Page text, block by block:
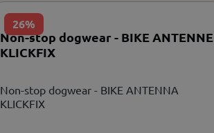
26%
Non-stop dogwear - BIKE ANTENNE
KLICKFIX
Non-stop dogwear - BIKE ANTENNA
KLICKFIX